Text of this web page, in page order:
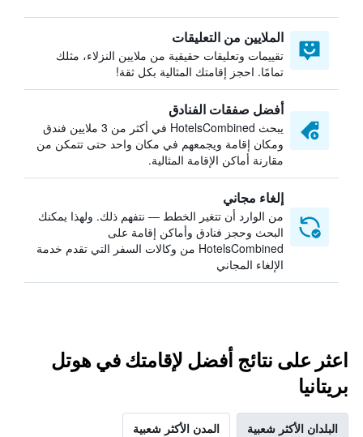
الملايين من التعليقات
تقييمات وتعليقات حقيقية من ملايين النزلاء، مثلك
تمامًا. احجز إقامتك المثالية بكل ثقة!
أفضل صفقات الفنادق
يبحث HotelsCombined في أكثر من 3 ملايين فندق
ومكان إقامة ويجمعهم في مكان واحد حتى تتمكن من
مقارنة أماكن الإقامة المثالية.
إلغاء مجاني
من الوارد أن تتغير الخطط — نتفهم ذلك. ولهذا يمكنك
البحث وحجز فنادق وأماكن إقامة على
HotelsCombined من وكالات السفر التي تقدم خدمة
الإلغاء المجاني
اعثر على نتائج أفضل لإقامتك في هوتل
بريتانيا
البلدان الأكثر شعبية المدن الأكثر شعبية